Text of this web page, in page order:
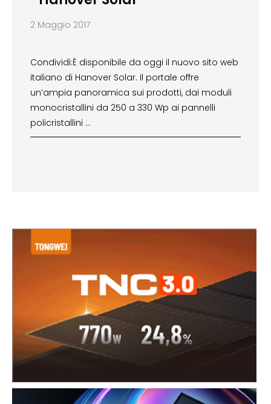
2 Maggio 2017
Condividi:È disponibile da oggi il nuovo sito web
italiano di Hanover Solar. Il portale offre
un’ampia panoramica sui prodotti, dai moduli
monocristallini da 250 a 330 Wp ai pannelli
policristallini …